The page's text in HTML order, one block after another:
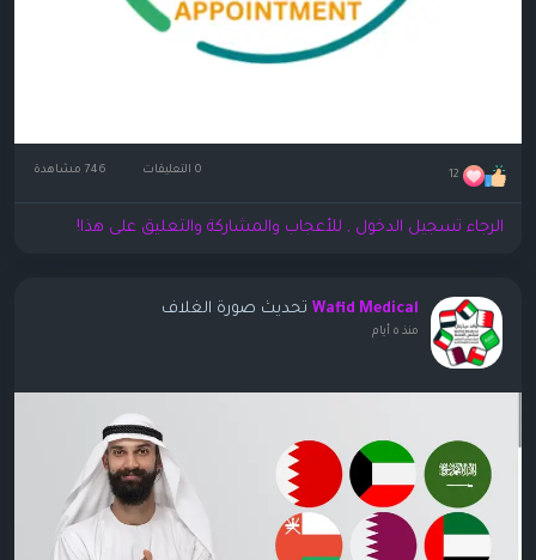
12 0 التعليقات
الرجاء تسجيل الدخول , للأعجاب والمشاركة والتعليق على هذا!
Wafid Medical تحديث صورة الغلاف
منذ ٥ أيام